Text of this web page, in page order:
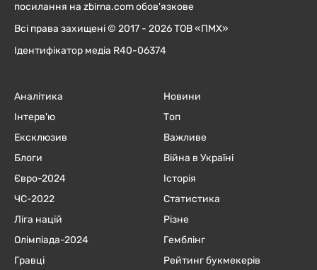
посилання на zbirna.com обов'язкове
Всі права захищені © 2017 - 2026 ТОВ «ПМХ»
Ідентифікатор медіа R40-06374
Аналітика
Інтерв'ю
Ексклюзив
Блоги
Євро-2024
ЧC-2022
Ліга націй
Олімпіада-2024
Гравці
Новини
Топ
Важливе
Війна в Україні
Історія
Статистика
Різне
Гемблінг
Рейтинг букмекерів